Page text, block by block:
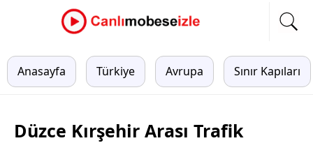
Anasayfa Türkiye Avrupa Sınır Kapıları
Düzce Kırşehir Arası Trafik